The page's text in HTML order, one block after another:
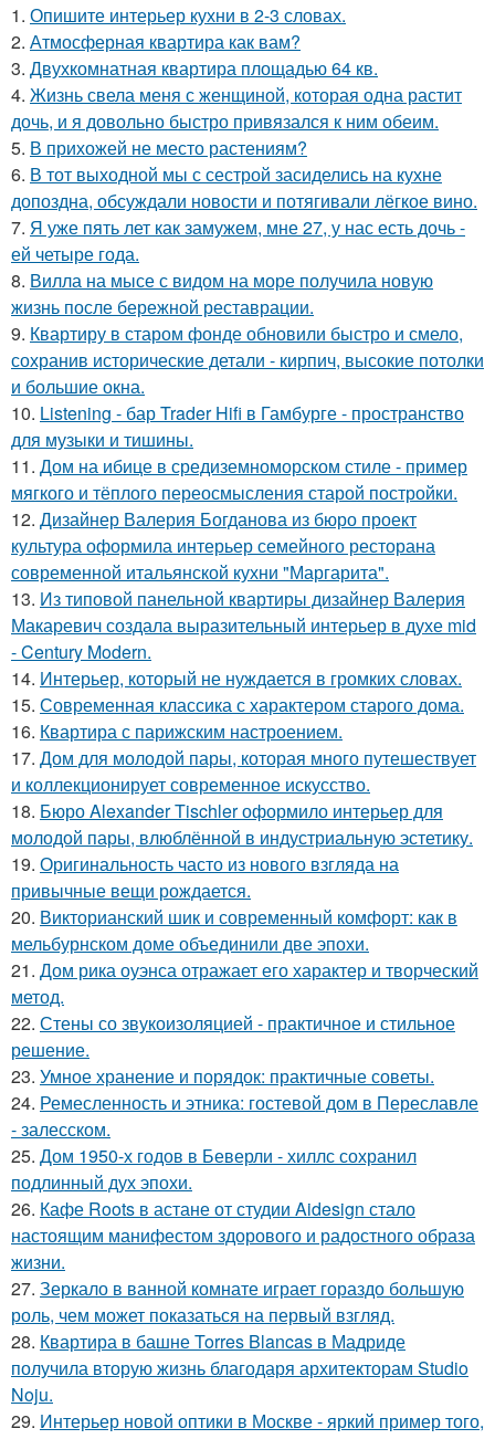
1. Опишите интерьер кухни в 2-3 словах.
2. Атмосферная квартира как вам?
3. Двухкомнатная квартира площадью 64 кв.
4. Жизнь свела меня с женщиной, которая одна растит
дочь, и я довольно быстро привязался к ним обеим.
5. В прихожей не место растениям?
6. В тот выходной мы с сестрой засиделись на кухне
допоздна, обсуждали новости и потягивали лёгкое вино.
7. Я уже пять лет как замужем, мне 27, у нас есть дочь -
ей четыре года.
8. Вилла на мысе с видом на море получила новую
жизнь после бережной реставрации.
9. Квартиру в старом фонде обновили быстро и смело,
сохранив исторические детали - кирпич, высокие потолки
и большие окна.
10. Listening - бар Trader Hifi в Гамбурге - пространство
для музыки и тишины.
11. Дом на ибице в средиземноморском стиле - пример
мягкого и тёплого переосмысления старой постройки.
12. Дизайнер Валерия Богданова из бюро проект
культура оформила интерьер семейного ресторана
современной итальянской кухни "Маргарита".
13. Из типовой панельной квартиры дизайнер Валерия
Макаревич создала выразительный интерьер в духе mid
- Century Modern.
14. Интерьер, который не нуждается в громких словах.
15. Современная классика с характером старого дома.
16. Квартира с парижским настроением.
17. Дом для молодой пары, которая много путешествует
и коллекционирует современное искусство.
18. Бюро Alexander Tischler оформило интерьер для
молодой пары, влюблённой в индустриальную эстетику.
19. Оригинальность часто из нового взгляда на
привычные вещи рождается.
20. Викторианский шик и современный комфорт: как в
мельбурнском доме объединили две эпохи.
21. Дом рика оуэнса отражает его характер и творческий
метод.
22. Стены со звукоизоляцией - практичное и стильное
решение.
23. Умное хранение и порядок: практичные советы.
24. Ремесленность и этника: гостевой дом в Переславле
- залесском.
25. Дом 1950-х годов в Беверли - хиллс сохранил
подлинный дух эпохи.
26. Кафе Roots в астане от студии Aidesign стало
настоящим манифестом здорового и радостного образа
жизни.
27. Зеркало в ванной комнате играет гораздо большую
роль, чем может показаться на первый взгляд.
28. Квартира в башне Torres Blancas в Мадриде
получила вторую жизнь благодаря архитекторам Studio
Noju.
29. Интерьер новой оптики в Москве - яркий пример того,